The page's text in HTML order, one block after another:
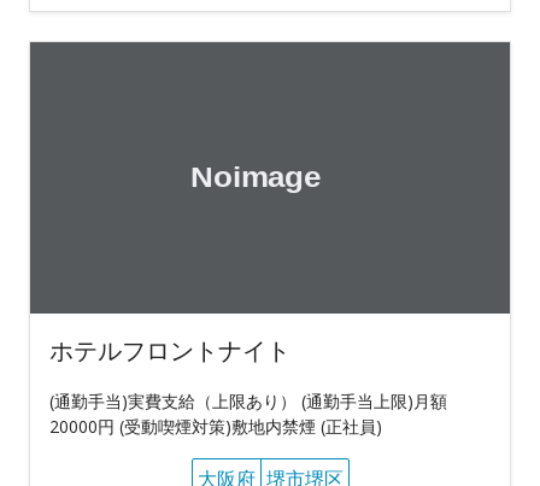
ホテルフロントナイト
(通勤手当)実費支給（上限あり） (通勤手当上限)月額
20000円 (受動喫煙対策)敷地内禁煙 (正社員)
大阪府 堺市堺区